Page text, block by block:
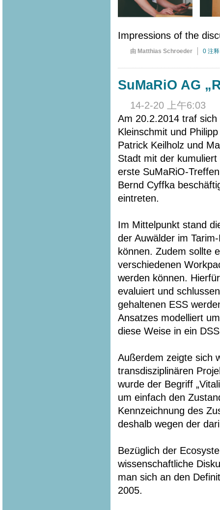
Impressions of the
由 Matthias Schroeder 0 注释
SuMaRiO AG
14-2-20 上午6:03
Am 20.2.2014 traf sich
Kleinschmit und
Patrick Keilholz und
Stadt mit der
erste SuMaRiO-
Bernd Cyffka
eintreten.
Im Mittelpunkt stand
der Auwälder im
können. Zudem sollte
verschiedenen
werden können.
evaluiert und
gehaltenen ESS
Ansatzes modelliert
diese Weise in ein
Außerdem zeigte sich
transdisziplinären
wurde der Begriff
um einfach den
Kennzeichnung des
deshalb wegen der
Bezüglich der
wissenschaftliche
man sich an den
2005.